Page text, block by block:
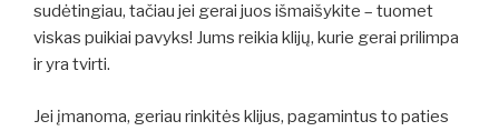
sudėtingiau, tačiau jei gerai juos išmaišykite – tuomet
viskas puikiai pavyks! Jums reikia klijų, kurie gerai prilimpa
ir yra tvirti.
Jei įmanoma, geriau rinkitės klijus, pagamintus to paties